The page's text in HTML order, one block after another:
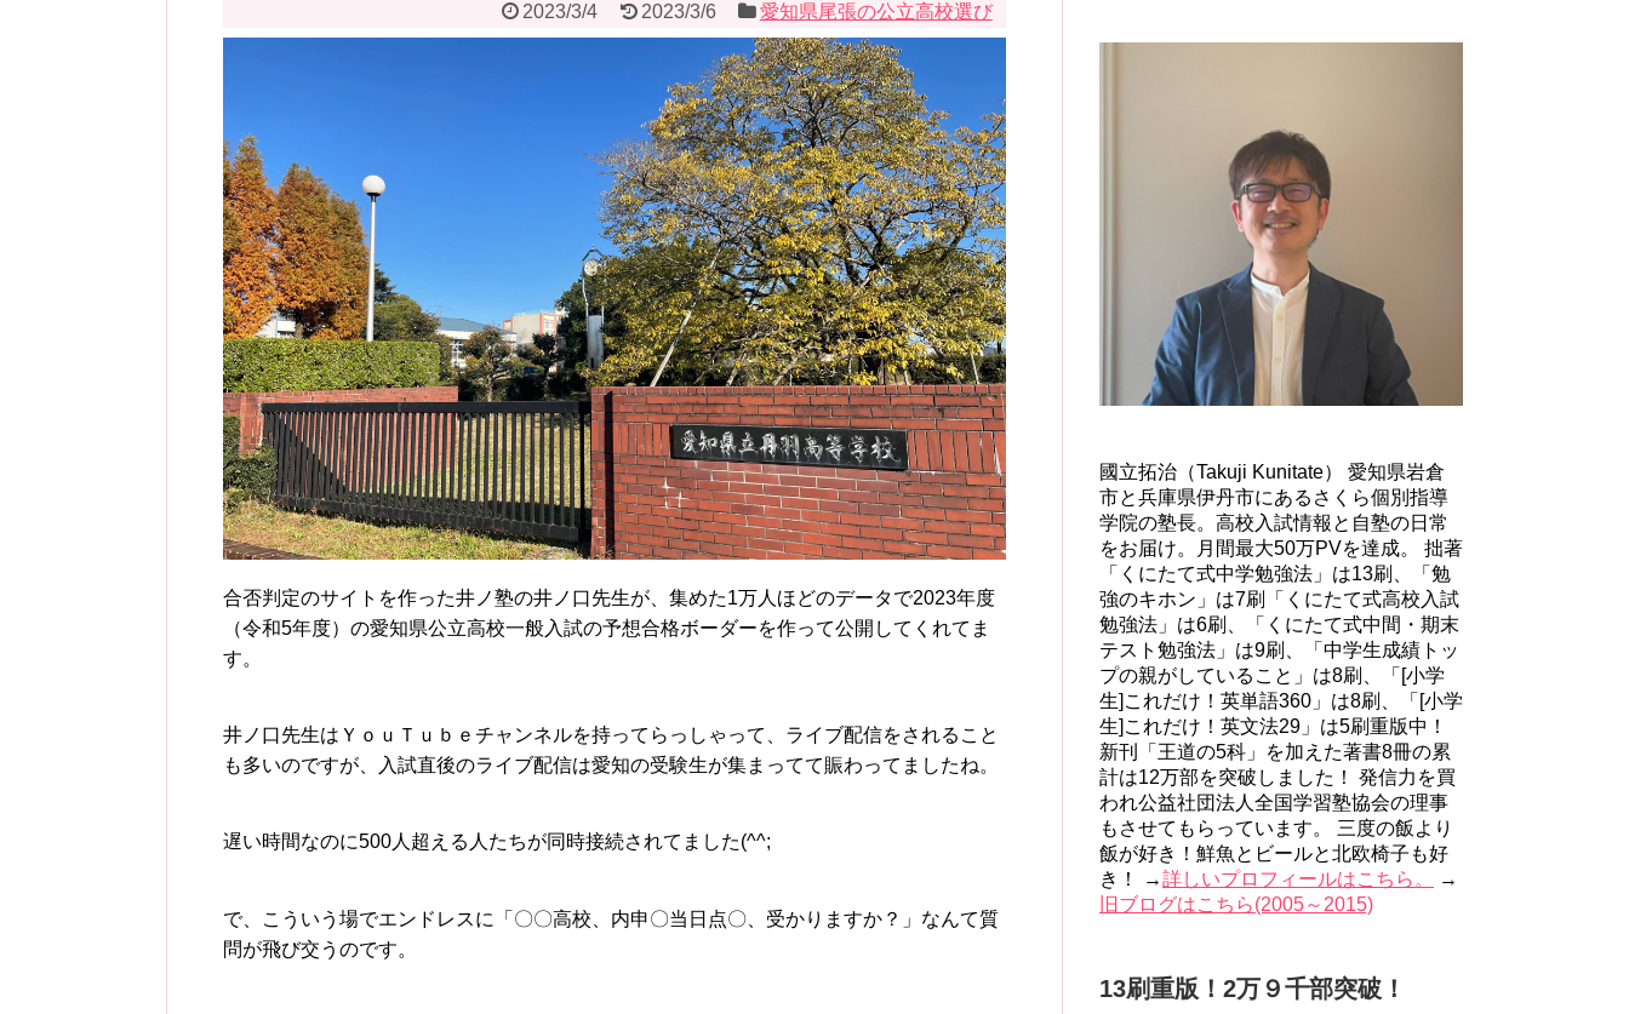
2023/3/4 2023/3/6 愛知県尾張の公立高校選び
合否判定のサイトを作った井ノ塾の井ノ口先生が、集めた1万人ほどのデータで2023年度
（令和5年度）の愛知県公立高校一般入試の予想合格ボーダーを作って公開してくれてま
す。
井ノ口先生はＹｏｕＴｕｂｅチャンネルを持ってらっしゃって、ライブ配信をされること
も多いのですが、入試直後のライブ配信は愛知の受験生が集まってて賑わってましたね。
遅い時間なのに500人超える人たちが同時接続されてました(^^;
で、こういう場でエンドレスに「〇〇高校、内申〇当日点〇、受かりますか？」なんて質
問が飛び交うのです。
國立拓治（Takuji Kunitate） 愛知県岩倉
市と兵庫県伊丹市にあるさくら個別指導
学院の塾長。高校入試情報と自塾の日常
をお届け。月間最大50万PVを達成。 拙著
「くにたて式中学勉強法」は13刷、「勉
強のキホン」は7刷「くにたて式高校入試
勉強法」は6刷、「くにたて式中間・期末
テスト勉強法」は9刷、「中学生成績トッ
プの親がしていること」は8刷、「[小学
生]これだけ！英単語360」は8刷、「[小学
生]これだけ！英文法29」は5刷重版中！
新刊「王道の5科」を加えた著書8冊の累
計は12万部を突破しました！ 発信力を買
われ公益社団法人全国学習塾協会の理事
もさせてもらっています。 三度の飯より
飯が好き！鮮魚とビールと北欧椅子も好
き！ →詳しいプロフィールはこちら。
→
旧ブログはこちら(2005～2015)
13刷重版！2万９千部突破！